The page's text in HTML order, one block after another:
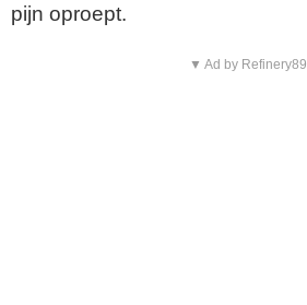
pijn oproept.
▼ Ad by Refinery89